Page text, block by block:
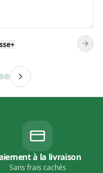
à la livraison
Sans frais cachés